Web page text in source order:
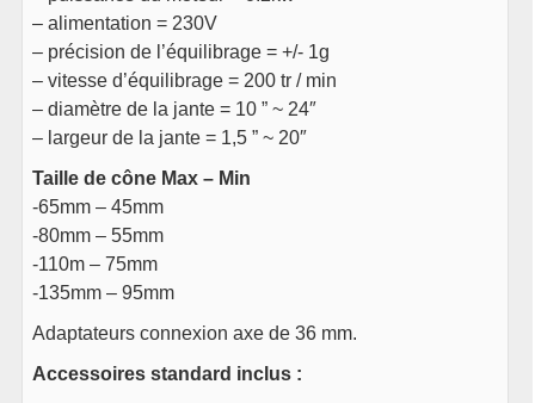
– alimentation = 230V
– précision de l’équilibrage = +/- 1g
– vitesse d’équilibrage = 200 tr / min
– diamètre de la jante = 10 ” ~ 24″
– largeur de la jante = 1,5 ” ~ 20″
Taille de cône Max – Min
-65mm – 45mm
-80mm – 55mm
-110m – 75mm
-135mm – 95mm
Adaptateurs connexion axe de 36 mm.
Accessoires standard inclus :